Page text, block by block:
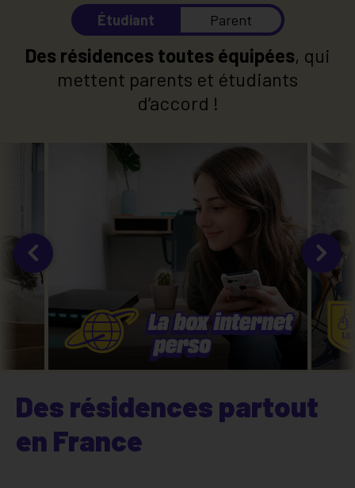
Étudiant Parent
Des résidences toutes équipées, qui
mettent parents et étudiants
d’accord !
Des résidences partout
en France